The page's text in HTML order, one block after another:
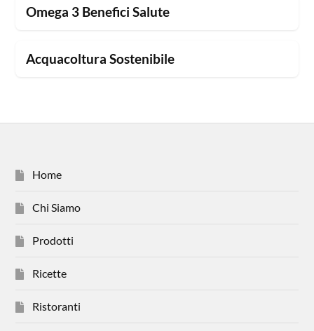
Omega 3 Benefici Salute
Acquacoltura Sostenibile
Home
Chi Siamo
Prodotti
Ricette
Ristoranti